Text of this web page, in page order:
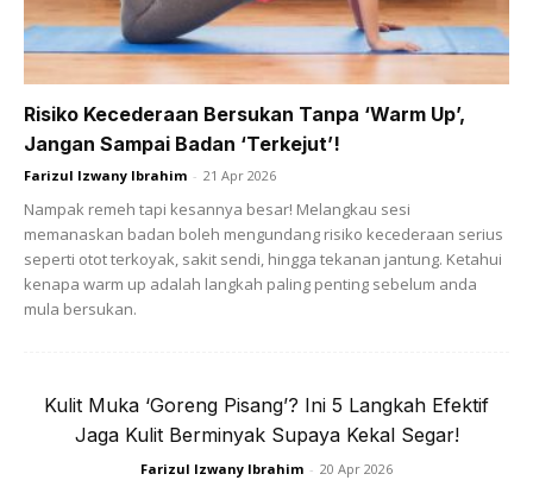
Kongsinya di laman facebook dalam satu group skincare,
“Cuma nak kongsi dengan kawan-kawan, kedua
sunscreen ini memang best. Saya kulit kombinasi,
selalunya oily kat T-zone. Jadi memang cari sunscreen
yang water based.
Risiko Kecederaan Bersukan Tanpa ‘Warm Up’,
Jangan Sampai Badan ‘Terkejut’!
Farizul Izwany Ibrahim - 21 Apr 2026
Nampak remeh tapi kesannya besar! Melangkau sesi
memanaskan badan boleh mengundang risiko kecederaan serius
seperti otot terkoyak, sakit sendi, hingga tekanan jantung. Ketahui
kenapa warm up adalah langkah paling penting sebelum anda
mula bersukan.
Kulit Muka ‘Goreng Pisang’? Ini 5 Langkah Efektif
Jaga Kulit Berminyak Supaya Kekal Segar!
Farizul Izwany Ibrahim - 20 Apr 2026